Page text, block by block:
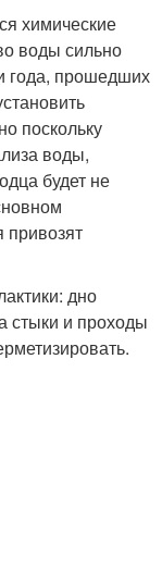
химические
воды сильно
года, прошедших
поскольку
воды,
будет не
привозят
дно
стыки и проходы